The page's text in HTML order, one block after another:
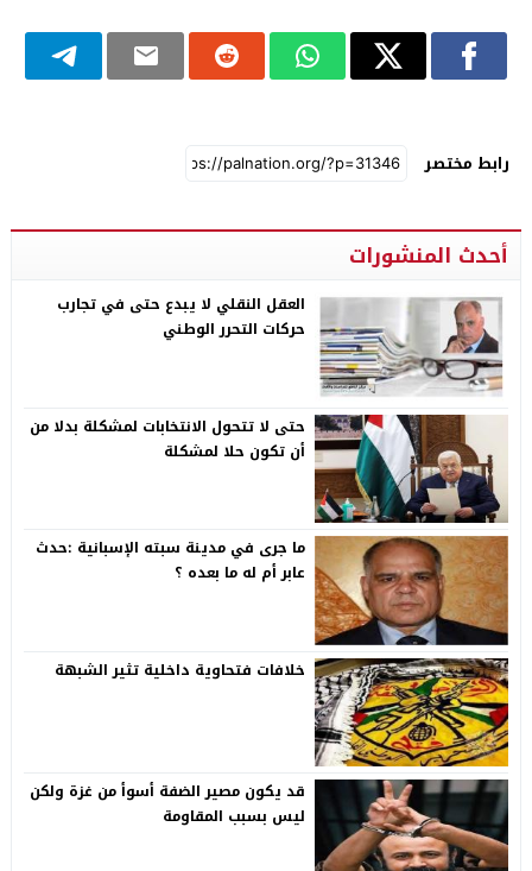
رابط مختصر
أحدث المنشورات
العقل النقلي لا يبدع حتى في تجارب
حركات التحرر الوطني
حتى لا تتحول الانتخابات لمشكلة بدلا من
أن تكون حلا لمشكلة
ما جرى في مدينة سبته الإسبانية :حدث
عابر أم له ما بعده ؟
خلافات فتحاوية داخلية تثير الشبهة
قد يكون مصير الضفة أسوأ من غزة ولكن
ليس بسبب المقاومة